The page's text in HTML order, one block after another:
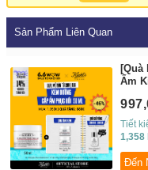
Sản Phẩm Liên Quan
Ẩm
Tiết
1,358
Đến